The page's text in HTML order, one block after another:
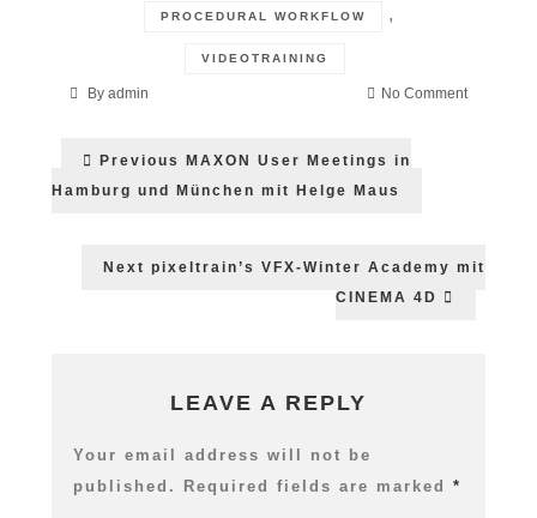
PROCEDURAL WORKFLOW ,
VIDEOTRAINING
By admin No Commenton
Post
navigation
Previous Previous
MAXON User Meetings in
Hamburg und München mit Helge Maus
Next
Next
pixeltrain’s VFX-Winter Academy mit
CINEMA 4D
LEAVE A REPLY
Your email address will not be
published.
Required fields are marked *